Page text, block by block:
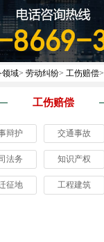
领域> 劳动纠纷> 工伤赔偿>
工伤赔偿
辩护 交通事故
法务 知识产权
征地 工程建筑